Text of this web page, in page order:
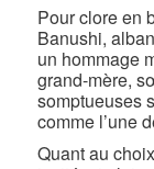
Pour clore en
Banushi,
un hommage
grand-mère,
somptueuses
comme l’une
Quant au